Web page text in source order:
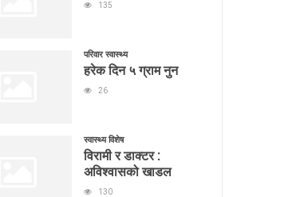
135
परिवार स्वास्थ्य
हरेक दिन ५ ग्राम नुन
26
स्वास्थ्य विशेष
विरामी र डाक्टर :
अविश्वासको खाडल
130